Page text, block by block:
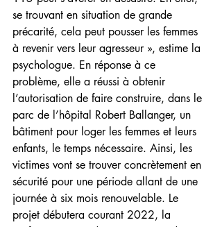
se trouvant en situation de grande
précarité, cela peut pousser les femmes
à revenir vers leur agresseur », estime la
psychologue. En réponse à ce
problème, elle a réussi à obtenir
l’autorisation de faire construire, dans le
parc de l’hôpital Robert Ballanger, un
bâtiment pour loger les femmes et leurs
enfants, le temps nécessaire. Ainsi, les
victimes vont se trouver concrètement en
sécurité pour une période allant de une
journée à six mois renouvelable. Le
projet débutera courant 2022, la